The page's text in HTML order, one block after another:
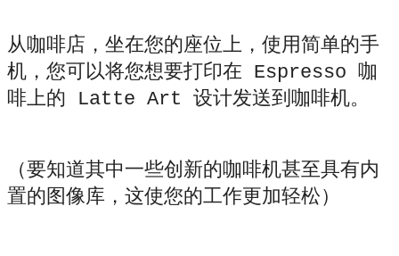
从咖啡店，坐在您的座位上，使用简单的手
机，您可以将您想要打印在 Espresso 咖
啡上的 Latte Art 设计发送到咖啡机。
（要知道其中一些创新的咖啡机甚至具有内
置的图像库，这使您的工作更加轻松）